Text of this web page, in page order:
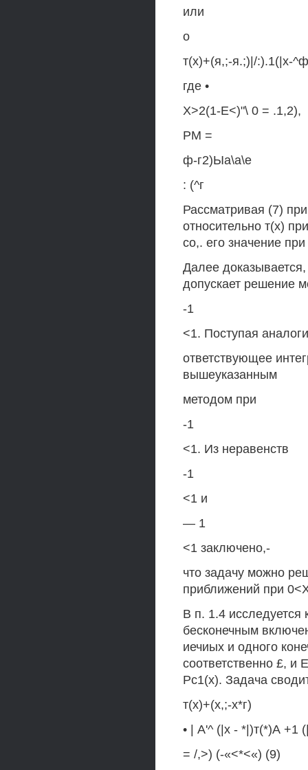
или
о
т(х)+(я,;-я.;)|/:).1(|х-
где •
Х>2(1-Е<)"\ 0 = .1,2),
РМ =
ф-г2)Ыа\а\е
: (^г
Рассматривая (7)
относительно т(х)
со,. его значение
Далее
допускает решение
-1
<1. Поступая
ответствующее
вышеуказанным
методом при
-1
<1. Из неравенств
-1
<1 и
— 1
<1 заключено,-
что задачу можно
приближений при
В п. 1.4 исследуется
бесконечным
иечиых и одного
соответственно £,
Рс1(х). Задача
т(х)+(х,;-х*г)
• | А'^ (|х - *|)т(*)А +1
= /,>) (-«<*<«) (9)